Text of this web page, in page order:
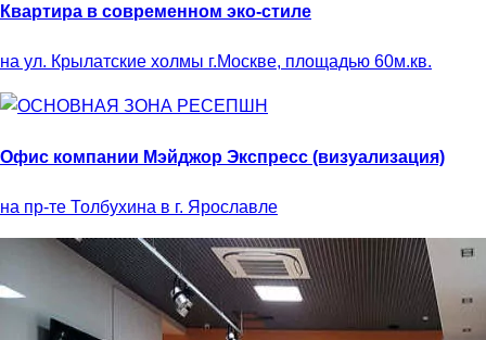
Квартира в современном эко-стиле
на ул. Крылатские холмы г.Москве, площадью 60м.кв.
Офис компании Мэйджор Экспресс (визуализация)
на пр-те Толбухина в г. Ярославле